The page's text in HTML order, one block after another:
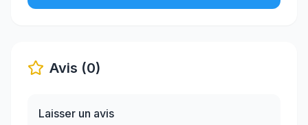
Avis (0)
Laisser un avis